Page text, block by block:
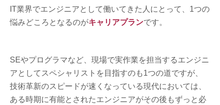
IT業界でエンジニアとして働いてきた人にとって、1つの
悩みどころとなるのがキャリアプランです。
SEやプログラマなど、現場で実作業を担当するエンジニ
アとしてスペシャリストを目指すのも1つの道ですが、
技術革新のスピードが速くなっている現代においては、
ある時期に有能とされたエンジニアがその後もずっと必